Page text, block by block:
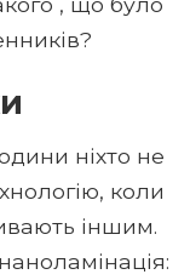
ніхто не
коли
іншим.